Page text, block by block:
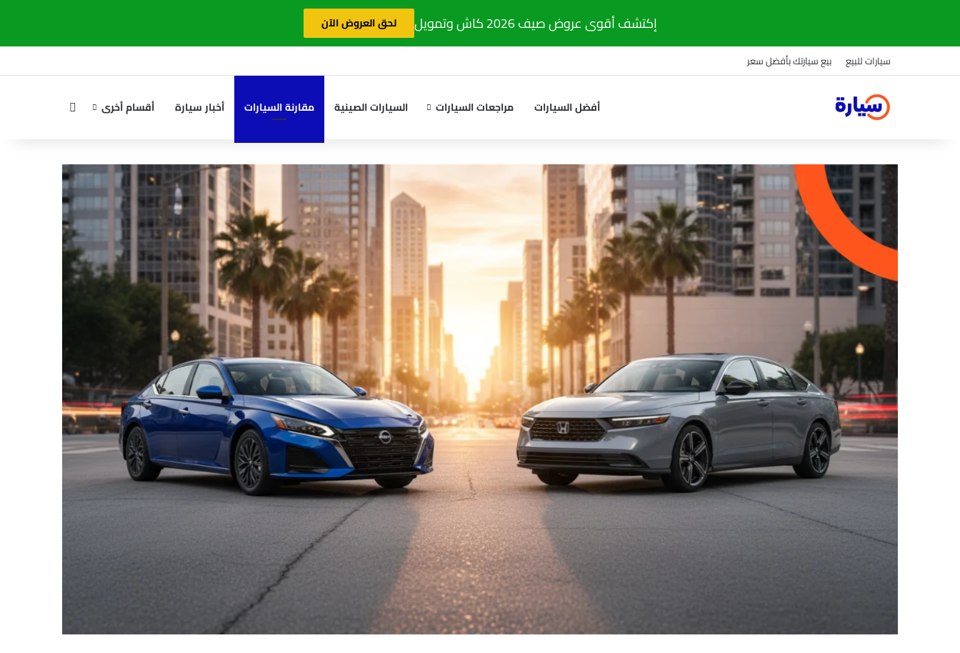
إكتشف أقوى عروض صيف 2026 كاش وتمويل لحق العروض الآن
سيارات للبيع بيع سيارتك بأفضل سعر
أفضل السيارات مراجعات السيارات السيارات الصينية مقارنة السيارات أخبار سيارة أقسام أخرى